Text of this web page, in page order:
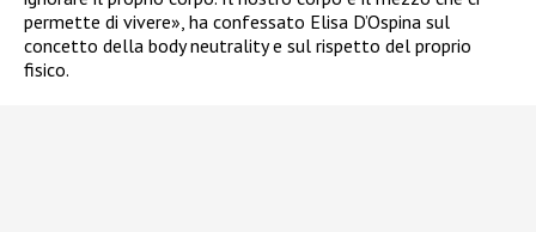
permette di vivere», ha confessato Elisa D’Ospina sul
concetto della body neutrality e sul rispetto del proprio
fisico.